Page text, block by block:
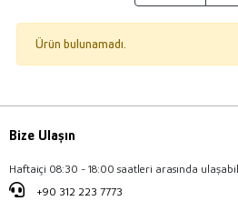
Ürün bulunamadı.
Bize Ulaşın
Haftaiçi 08:30 - 18:00 saatleri arasında
+90 312 223 7773